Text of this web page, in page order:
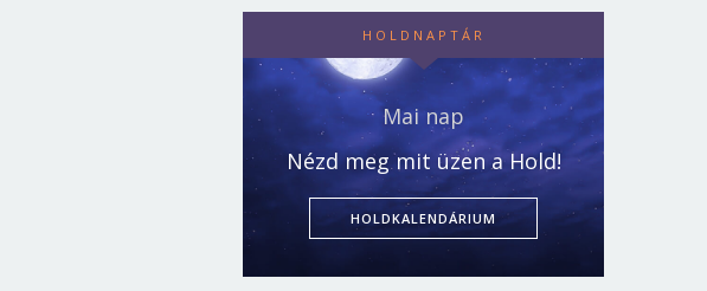
HOLDNAPTÁR
Mai nap
Nézd meg mit üzen a Hold!
HOLDKALENDÁRIUM